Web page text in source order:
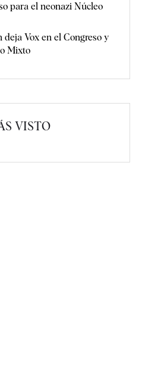
para el neonazi Núcleo
deja Vox en el Congreso y
Mixto
VISTO